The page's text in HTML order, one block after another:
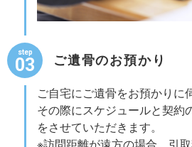
step
03 ご遺骨のお預かり
ご自宅にご遺骨をお預かりに
その際にスケジュールと契約
をさせていただきます。